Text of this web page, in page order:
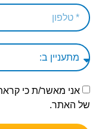
אני מאשר/ת כי
של האתר.